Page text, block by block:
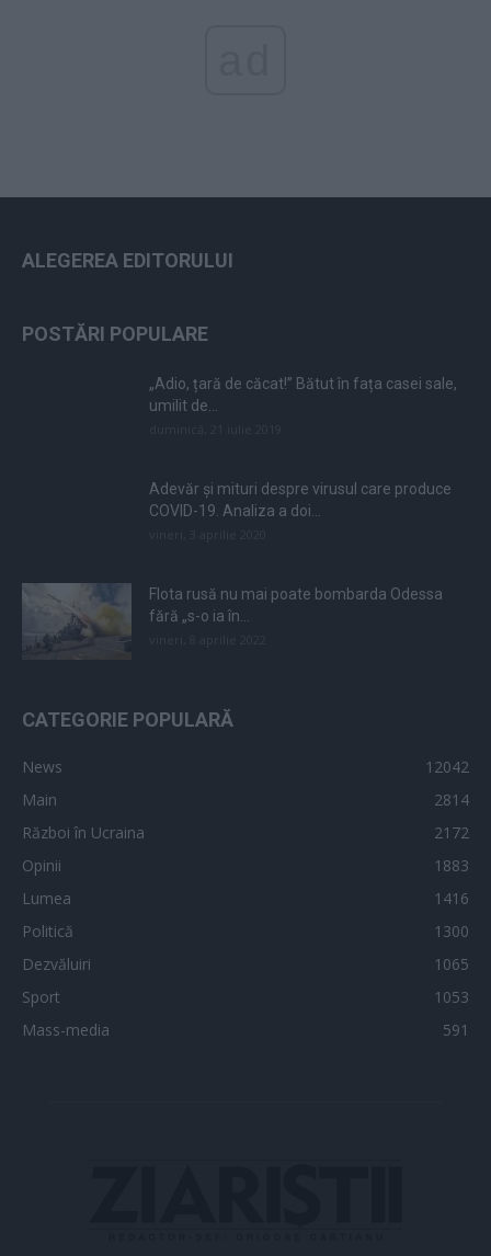
ALEGEREA EDITORULUI
POSTĂRI POPULARE
„Adio, țară de căcat!” Bătut în fața casei sale,
umilit de...
Adevăr și mituri despre virusul care produce
COVID-19. Analiza a doi...
Flota rusă nu mai poate bombarda Odessa
fără „s-o ia în...
CATEGORIE POPULARĂ
News
12042
Main
2814
Război în Ucraina
2172
Opinii
1883
Lumea
1416
Politică
1300
Dezvăluiri
1065
Sport
1053
Mass-media
591